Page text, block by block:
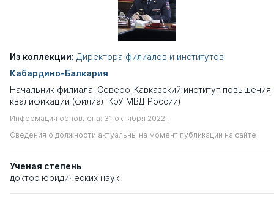
Из коллекции: Директора филиалов и институтов
Кабардино-Балкария
Начальник филиала: Северо-Кавказский институт повышения
квалификации (филиал КрУ МВД России)
Информация обновлена: 31 октября 2022 г.
Сведения о должности актуальны на момент публикации на сайте
Ученая степень
доктор юридических наук